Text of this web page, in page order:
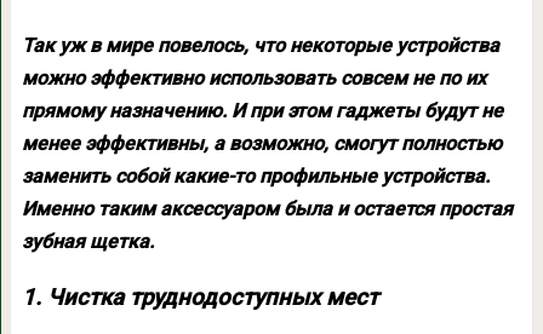
Так уж в мире повелось, что некоторые устройства
можно эффективно использовать совсем не по их
прямому назначению. И при этом гаджеты будут не
менее эффективны, а возможно, смогут полностью
заменить собой какие-то профильные устройства.
Именно таким аксессуаром была и остается простая
зубная щетка.
1. Чистка труднодоступных мест